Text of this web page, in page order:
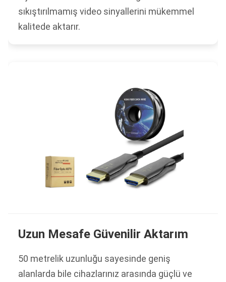
sıkıştırılmamış video sinyallerini mükemmel
kalitede aktarır.
Uzun Mesafe Güvenilir Aktarım
50 metrelik uzunluğu sayesinde geniş
alanlarda bile cihazlarınız arasında güçlü ve